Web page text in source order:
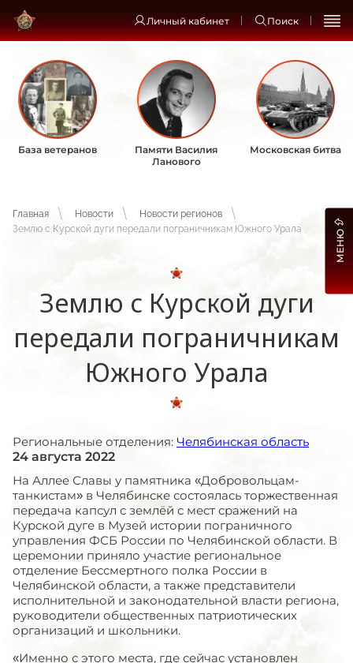
Личный кабинет Поиск
База ветеранов
Памяти Василия
Ланового
Московская битва
Главная Новости
Новости регионов
Землю с Курской дуги передали пограничникам Южного Урала
Землю с Курской дуги
передали пограничникам
Южного Урала
Региональные отделения: Челябинская область
24 августа 2022
На Аллее Славы у памятника «Добровольцам-
танкистам» в Челябинске состоялась торжественная
передача капсул с землёй с мест сражений на
Курской дуге в Музей истории пограничного
управления ФСБ России по Челябинской области. В
церемонии приняло участие региональное
отделение Бессмертного полка России в
Челябинской области, а также представители
исполнительной и законодательной власти региона,
руководители общественных патриотических
организаций и школьники.
«Именно с этого места, где сейчас установлен
МЕНЮ